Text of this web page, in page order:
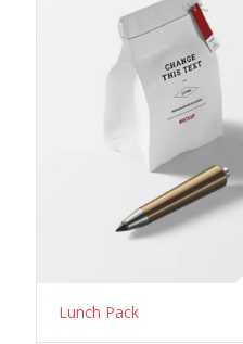
Lunch Pack